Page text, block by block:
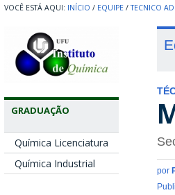
INÍCIO / EQUIPE / TECNICO
GRADUAÇÃO
Química Licenciatura
Química Industrial
por